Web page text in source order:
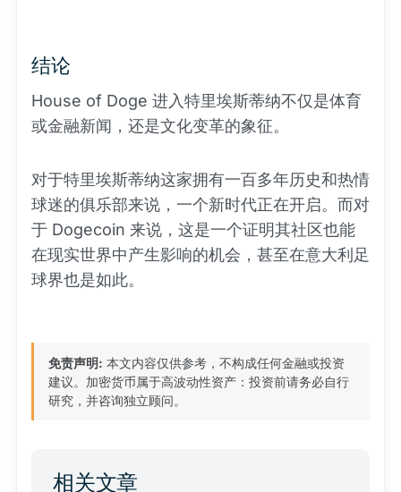
结论
House of Doge 进入特里埃斯蒂纳不仅是体育
或金融新闻，还是文化变革的象征。
对于特里埃斯蒂纳这家拥有一百多年历史和热情
球迷的俱乐部来说，一个新时代正在开启。而对
于 Dogecoin 来说，这是一个证明其社区也能
在现实世界中产生影响的机会，甚至在意大利足
球界也是如此。
免责声明: 本文内容仅供参考，不构成任何金融或投资
建议。加密货币属于高波动性资产：投资前请务必自行
研究，并咨询独立顾问。
相关文章